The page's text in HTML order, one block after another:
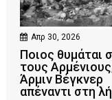
Απρ 30, 2026
Ποιος θυμάται
τους
Άρμιν Βέγκνερ
απέναντι στη